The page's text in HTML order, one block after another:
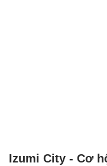
Izumi City - Cơ